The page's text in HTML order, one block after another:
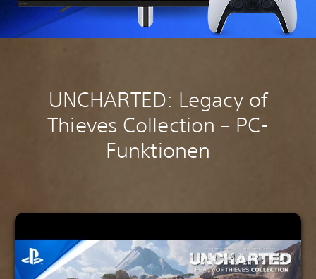
UNCHARTED: Legacy of
Thieves Collection – PC-
Funktionen